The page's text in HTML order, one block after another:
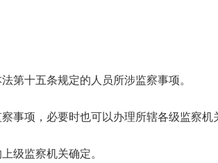
十五条规定的人员所涉监察事项。
项，必要时也可以办理所辖各级监察机
级监察机关确定。